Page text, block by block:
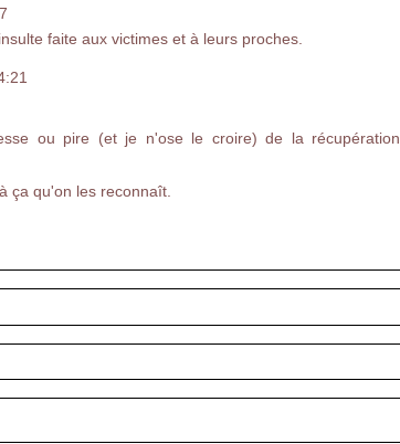
faite aux victimes et à leurs proches.
ou pire (et je n'ose le croire) de la récupération
ça qu'on les reconnaît.